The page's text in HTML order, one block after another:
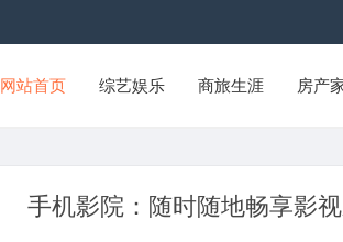
网站首页 综艺娱乐 商旅生涯 房产
手机影院：随时随地畅享影